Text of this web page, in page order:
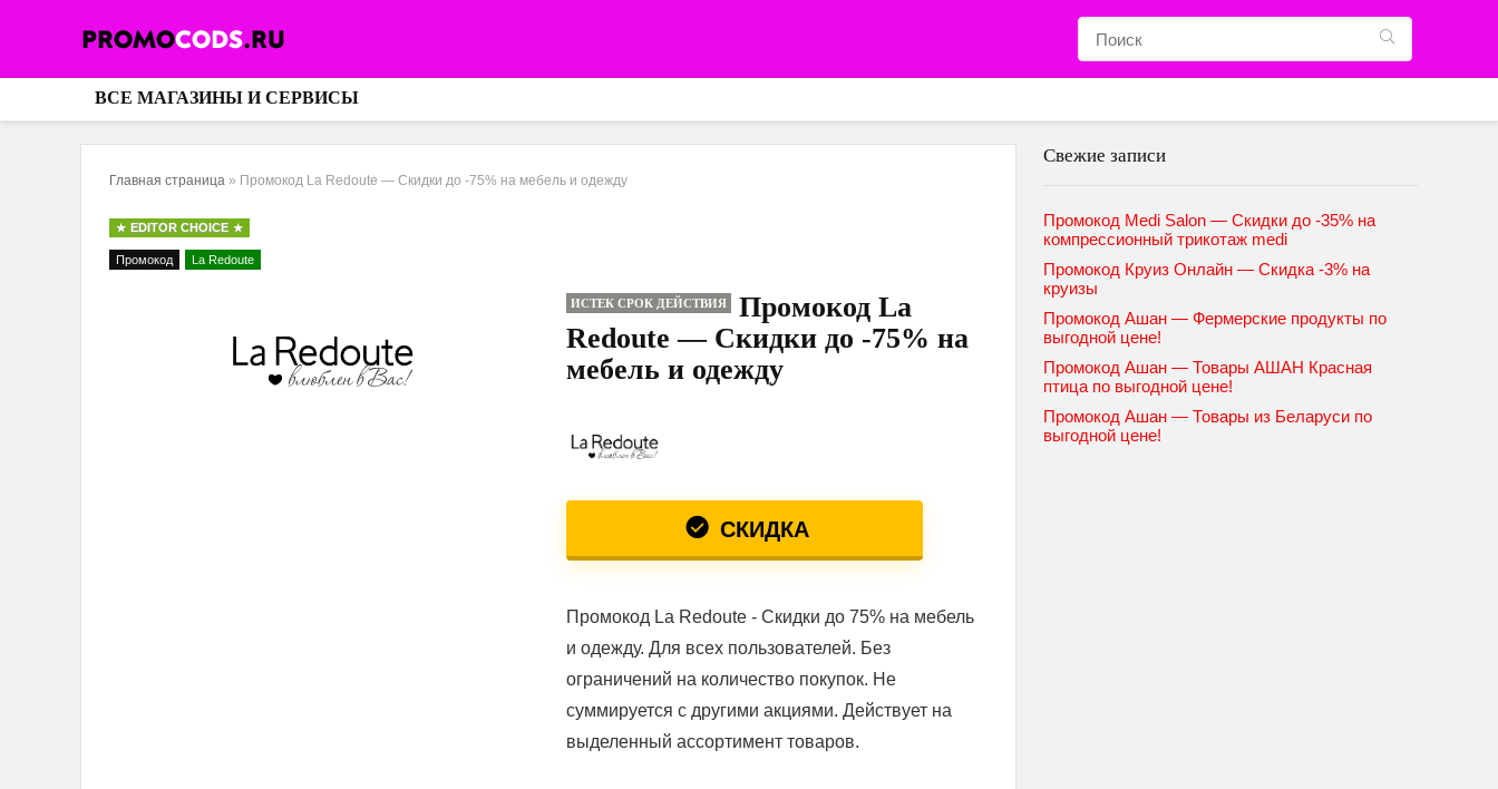
ВСЕ МАГАЗИНЫ И СЕРВИСЫ
Главная страница » Промокод La Redoute — Скидки до -75% на мебель и одежду
EDITOR CHOICE
Промокод La Redoute
ИСТЕК СРОК ДЕЙСТВИЯ
Промокод La
Redoute — Скидки до -75% на
мебель и одежду
СКИДКА
Промокод La Redoute - Скидки до 75% на мебель
и одежду. Для всех пользователей. Без
ограничений на количество покупок. Не
суммируется с другими акциями. Действует на
выделенный ассортимент товаров.
Свежие записи
Промокод Medi Salon — Скидки до -35% на
компрессионный трикотаж medi
Промокод Круиз Онлайн — Скидка -3% на
круизы
Промокод Ашан — Фермерские продукты по
выгодной цене!
Промокод Ашан — Товары АШАН Красная
птица по выгодной цене!
Промокод Ашан — Товары из Беларуси по
выгодной цене!